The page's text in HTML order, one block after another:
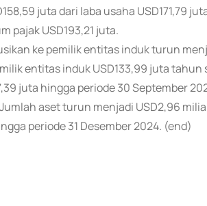
juta dari laba usaha USD171,79
pajak USD193,21 juta.
ke pemilik entitas induk turun
entitas induk USD133,99 juta tahun
juta hingga periode 30 September
aset turun menjadi USD2,96
periode 31 Desember 2024. (end)